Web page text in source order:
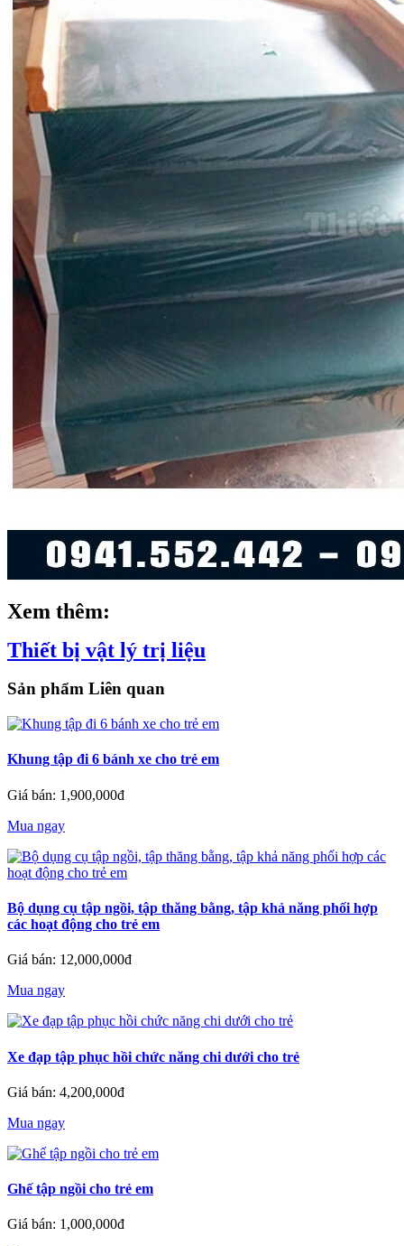
Xem thêm:
Thiết bị vật lý trị liệu
Sản phẩm Liên quan
Khung tập đi 6 bánh xe cho trẻ em
Giá bán: 1,900,000đ
Mua ngay
Bộ dụng cụ tập ngồi, tập thăng bằng, tập khả năng phối hợp
các hoạt động cho trẻ em
Giá bán: 12,000,000đ
Mua ngay
Xe đạp tập phục hồi chức năng chi dưới cho trẻ
Giá bán: 4,200,000đ
Mua ngay
Ghế tập ngồi cho trẻ em
Giá bán: 1,000,000đ